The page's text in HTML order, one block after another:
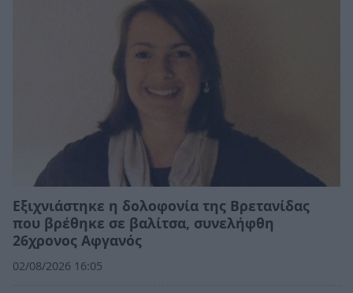
Εξιχνιάστηκε η δολοφονία της Βρετανίδας
που βρέθηκε σε βαλίτσα, συνελήφθη
26χρονος Αφγανός
02/08/2026 16:05